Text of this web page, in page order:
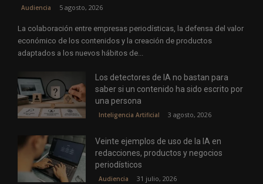
Audiencia 5 agosto, 2026
La colaboración entre empresas periodísticas, la defensa del valor
económico de los contenidos y la creación de productos
adaptados a los nuevos hábitos de...
Los detectores de IA no bastan para
saber si un contenido ha sido escrito por
una persona
Inteligencia Artificial 3 agosto, 2026
Veinte ejemplos de uso de la IA en
redacciones, productos y negocios
periodísticos
Audiencia 31 julio, 2026